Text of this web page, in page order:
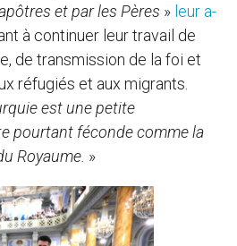
et par les Pères » leur a-
à continuer leur travail de
de transmission de la foi et
réfugiés et aux migrants.
est une petite
pourtant féconde comme la
Royaume. »